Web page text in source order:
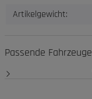
Artikelgewicht:
Passende Fahrzeuge